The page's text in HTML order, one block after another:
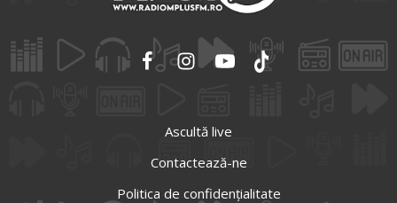
Ascultă live
Contactează-ne
Politica de confidențialitate